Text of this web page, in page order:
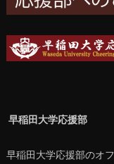
早稲田大学応援部
早稲田大学応援部のオ